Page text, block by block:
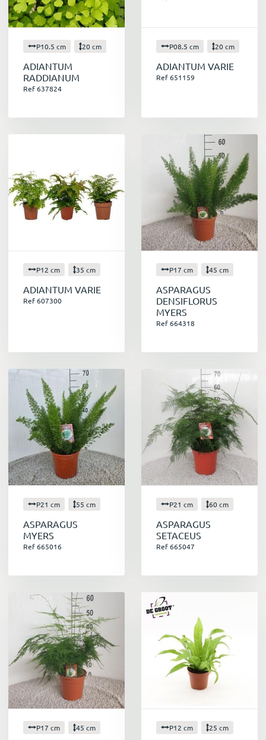
P10.5 cm 20 cm
ADIANTUM
RADDIANUM
Ref 637824
P08.5 cm 20 cm
ADIANTUM VARIE
Ref 651159
P12 cm 35 cm
ADIANTUM VARIE
Ref 607300
P17 cm 45 cm
ASPARAGUS
DENSIFLORUS
MYERS
Ref 664318
P21 cm 55 cm
ASPARAGUS
MYERS
Ref 665016
P21 cm 60 cm
ASPARAGUS
SETACEUS
Ref 665047
P17 cm 45 cm P12 cm 25 cm